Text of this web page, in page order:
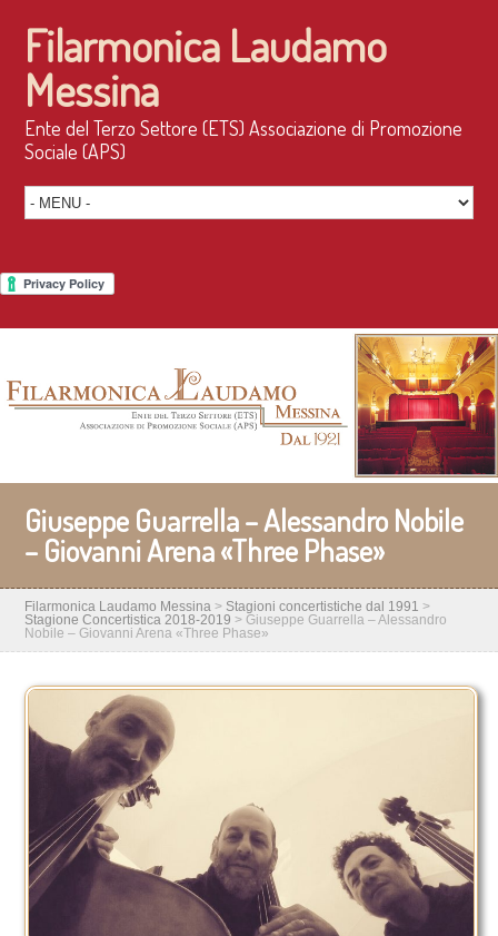
Filarmonica Laudamo
Messina
Ente del Terzo Settore (ETS) Associazione di Promozione
Sociale (APS)
Giuseppe Guarrella – Alessandro Nobile
– Giovanni Arena «Three Phase»
Filarmonica Laudamo Messina > Stagioni concertistiche dal 1991 >
Stagione Concertistica 2018-2019 >Giuseppe Guarrella – Alessandro
Nobile – Giovanni Arena «Three Phase»